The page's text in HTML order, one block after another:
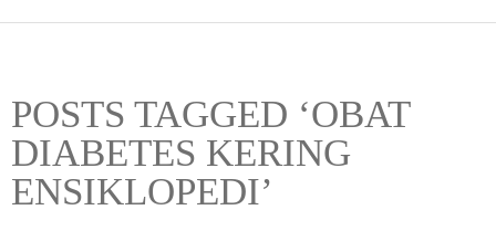
POSTS TAGGED ‘OBAT
DIABETES KERING
ENSIKLOPEDI’